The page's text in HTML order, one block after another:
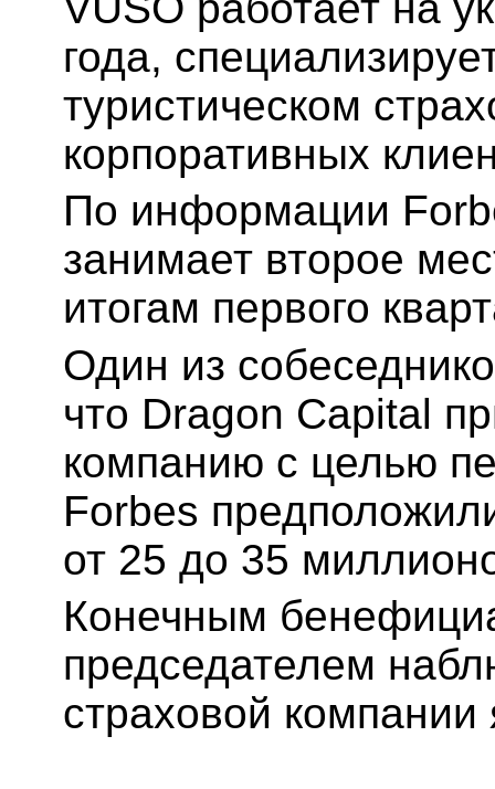
года,
туристическом
корпоративных
По информации
занимает второе
итогам первого
Один из
что Dragon Capital
компанию с целью
Forbes
от 25 до 35
Конечным
председателем
страховой